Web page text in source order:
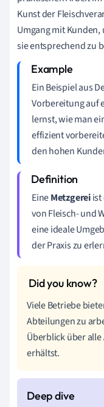
Kunst der
Umgang mit
sie entsprechend zu
Ein Beispiel aus
Vorbereitung auf
lernst, wie man
effizient
den hohen
EineMetzgereiist
von Fleisch- und
eine ideale
der Praxis zu
Viele Betriebe
Abteilungen zu
Überblick über
erhältst.